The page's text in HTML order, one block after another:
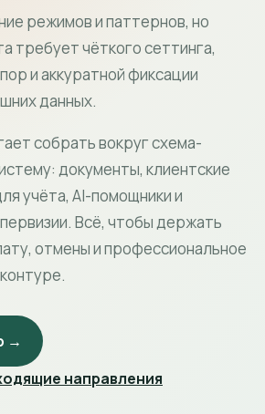
режимов и паттернов, но
требует чёткого сеттинга,
и аккуратной фиксации
данных.
собрать вокруг схема-
документы, клиентские
учёта, AI-помощники и
Всё, чтобы держать
отмены и профессиональное
→
направления